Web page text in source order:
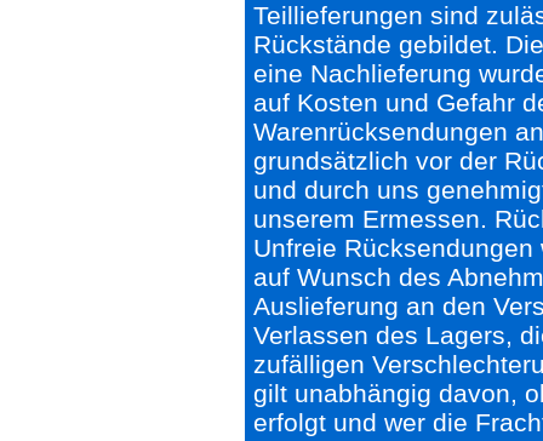
Teillieferungen sind
Rückstände gebildet.
eine Nachlieferung
auf Kosten und Gefahr
Warenrücksendungen
grundsätzlich vor der
und durch uns
unserem Ermessen.
Unfreie
auf Wunsch des
Auslieferung an den
Verlassen des Lagers,
zufälligen
gilt unabhängig davon,
erfolgt und wer die